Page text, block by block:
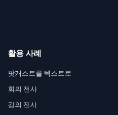
활용 사례
팟캐스트를 텍스트로
회의 전사
강의 전사